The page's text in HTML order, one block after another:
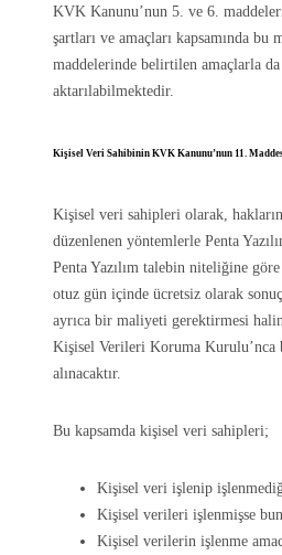
KVK Kanunu’nun 5. ve 6.
şartları ve amaçları kapsamında
maddelerinde belirtilen amaçlarla
aktarılabilmektedir.
Kişisel Veri Sahibinin KVK Kanunu’nun 11.
Kişisel veri sahipleri olarak,
düzenlenen yöntemlerle Penta
Penta Yazılım talebin niteliğine
otuz gün içinde ücretsiz olarak
ayrıca bir maliyeti gerektirmesi
Kişisel Verileri Koruma Kurulu’nca
alınacaktır.
Bu kapsamda kişisel veri sahipleri;
Kişisel veri işlenip
Kişisel verileri işlenmişse
Kişisel verilerin işlenme